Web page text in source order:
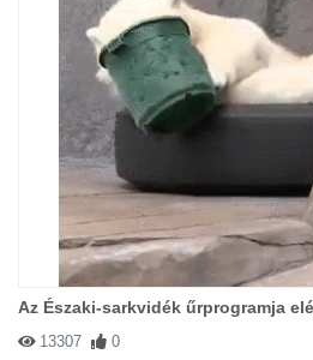
Az Északi-sarkvidék űrprogramja
13307 0